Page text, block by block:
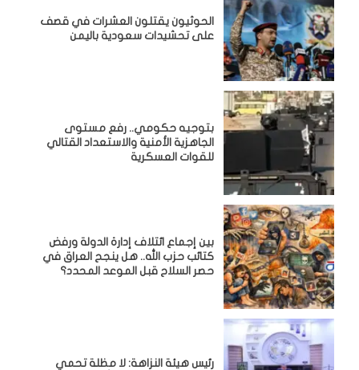
الحوثيون يقتلون العشرات في قصف
على تحشيدات سعودية باليمن
بتوجيه حكومي.. رفع مستوى
الجاهزية الأمنية والاستعداد القتالي
للقوات العسكرية
بين إجماع ائتلاف إدارة الدولة ورفض
كتائب حزب الله.. هل ينجح العراق في
حصر السلاح قبل الموعد المحدد؟
رئيس هيئة النزاهة: لا مظلة تحمي